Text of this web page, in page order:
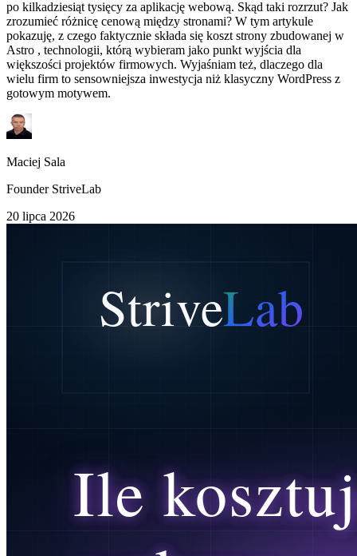
po kilkadziesiąt tysięcy za aplikację webową. Skąd taki rozrzut? Jak
zrozumieć różnicę cenową między stronami? W tym artykule
pokazuję, z czego faktycznie składa się koszt strony zbudowanej w
Astro , technologii, którą wybieram jako punkt wyjścia dla
większości projektów firmowych. Wyjaśniam też, dlaczego dla
wielu firm to sensowniejsza inwestycja niż klasyczny WordPress z
gotowym motywem.
Maciej Sala
Founder StriveLab
20 lipca 2026